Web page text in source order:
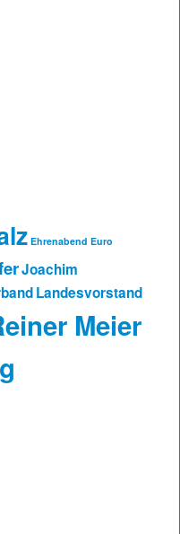
Ehrenabend Euro
Joachim
Landesvorstand
Meier